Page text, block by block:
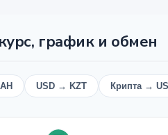
график и обмен
USD → KZT Крипта →